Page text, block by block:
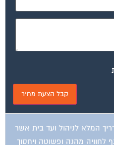
המלא לניהול ועד בית אשר
לחוויה מהנה ופשוטה ויחסוך